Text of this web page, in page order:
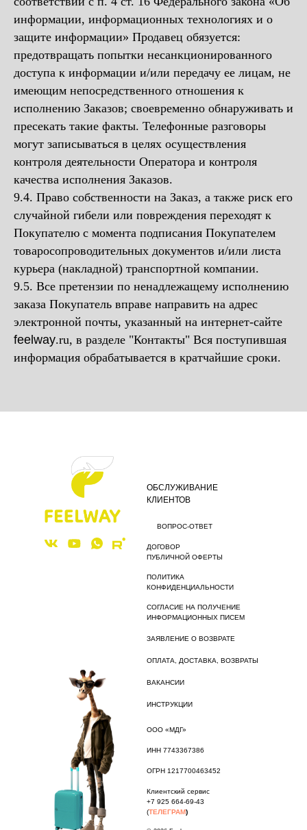
информации, информационных технологиях и о
защите информации» Продавец обязуется:
предотвращать попытки несанкционированного
доступа к информации и/или передачу ее лицам, не
имеющим непосредственного отношения к
исполнению Заказов; своевременно обнаруживать и
пресекать такие факты. Телефонные разговоры
могут записываться в целях осуществления
контроля деятельности Оператора и контроля
качества исполнения Заказов.
9.4. Право собственности на Заказ, а также риск его
случайной гибели или повреждения переходят к
Покупателю с момента подписания Покупателем
товаросопроводительных документов и/или листа
курьера (накладной) транспортной компании.
9.5. Все претензии по ненадлежащему исполнению
заказа Покупатель вправе направить на адрес
электронной почты, указанный на интернет-сайте
feelway.ru, в разделе "Контакты" Вся поступившая
информация обрабатывается в кратчайшие сроки.
ОБСЛУЖИВАНИЕ
КЛИЕНТОВ
ВОПРОС-ОТВЕТ
ДОГОВОР
ПУБЛИЧНОЙ ОФЕРТЫ
ПОЛИТИКА
КОНФИДЕНЦИАЛЬНОСТИ
ООО «МДГ»
ИНН 7743367386
ОГРН 1217700463452
Клиентский сервис
+7 925 664-69-43
(ТЕЛЕГРАМ)
ЗАЯВЛЕНИЕ О ВОЗВРАТЕ
ВАКАНСИИ
ИНСТРУКЦИИ
ОПЛАТА, ДОСТАВКА, ВОЗВРАТЫ
СОГЛАСИЕ НА ПОЛУЧЕНИЕ
ИНФОРМАЦИОННЫХ ПИСЕМ